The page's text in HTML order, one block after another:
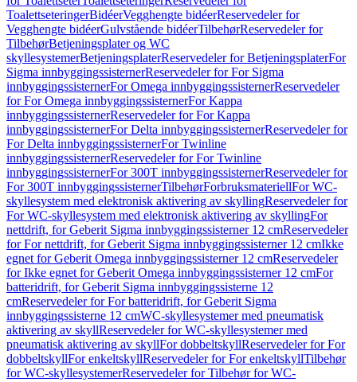
ToalettseteringerBidéerVegghengte bidéerReservedeler for
Vegghengte bidéerGulvstående bidéerTilbehørReservedeler for
TilbehørBetjeningsplater og WC
skyllesystemerBetjeningsplaterReservedeler for BetjeningsplaterFor
Sigma innbyggingssisternerReservedeler for For Sigma
innbyggingssisternerFor Omega innbyggingssisternerReservedeler
for For Omega innbyggingssisternerFor Kappa
innbyggingssisternerReservedeler for For Kappa
innbyggingssisternerFor Delta innbyggingssisternerReservedeler for
For Delta innbyggingssisternerFor Twinline
innbyggingssisternerReservedeler for For Twinline
innbyggingssisternerFor 300T innbyggingssisternerReservedeler for
For 300T innbyggingssisternerTilbehørForbruksmateriellFor WC-
skyllesystem med elektronisk aktivering av skyllingReservedeler for
For WC-skyllesystem med elektronisk aktivering av skyllingFor
nettdrift, for Geberit Sigma innbyggingssisterner 12 cmReservedeler
for For nettdrift, for Geberit Sigma innbyggingssisterner 12 cmIkke
egnet for Geberit Omega innbyggingssisterner 12 cmReservedeler
for Ikke egnet for Geberit Omega innbyggingssisterner 12 cmFor
batteridrift, for Geberit Sigma innbyggingssisterne 12
cmReservedeler for For batteridrift, for Geberit Sigma
innbyggingssisterne 12 cmWC-skyllesystemer med pneumatisk
aktivering av skyllReservedeler for WC-skyllesystemer med
pneumatisk aktivering av skyllFor dobbeltskyllReservedeler for For
dobbeltskyllFor enkeltskyllReservedeler for For enkeltskyllTilbehør
for WC-skyllesystemerReservedeler for Tilbehør for WC-